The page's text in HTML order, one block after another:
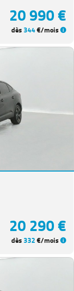
20 990 €
dès344€/mois
20 290 €
dès332€/mois